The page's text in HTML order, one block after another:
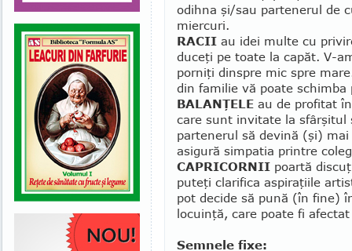
odihna şi/sau partenerul de
miercuri.
RACII au idei multe cu
duceţi pe toate la capăt. V-
porniţi dinspre mic spre
din familie vă poate schimba
BALANŢELE au de profitat
care sunt invitate la sfârşitul
partenerul să devină (şi)
asigură simpatia printre
CAPRICORNII poartă
puteţi clarifica aspi­ra­ţiile
pot decide să pună (în fine)
locuinţă, care poate fi
Semnele fixe: